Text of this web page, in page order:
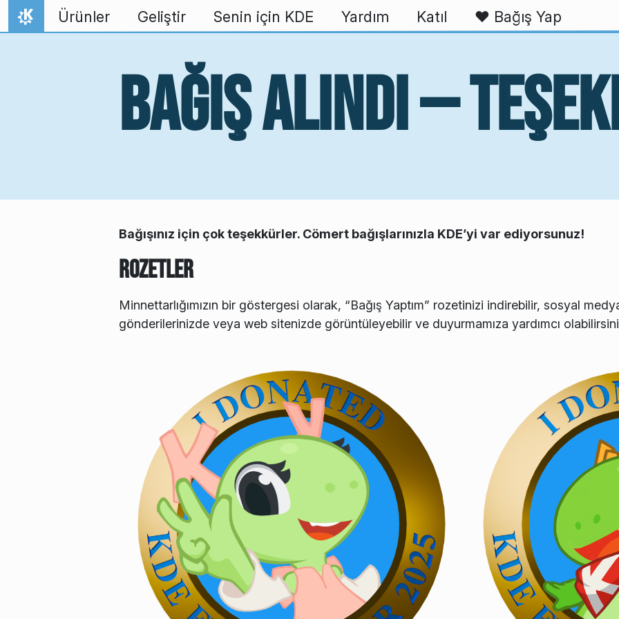
İçeriğe atla
Ana Sayfa
Ürünler Geliştir Senin için KDE Yardım Katıl ❤️ Bağış Yap
Bağış alındı —
Bağışınız için çok teşekkürler. Cömert bağışlarınızla KDE’yi var ediyorsunuz!
Rozetler
Minnettarlığımızın bir göstergesi olarak, “Bağış Yaptım” rozetinizi indirebilir, sosyal
gönderilerinizde veya web sitenizde görüntüleyebilir ve duyurmamıza yardımcı